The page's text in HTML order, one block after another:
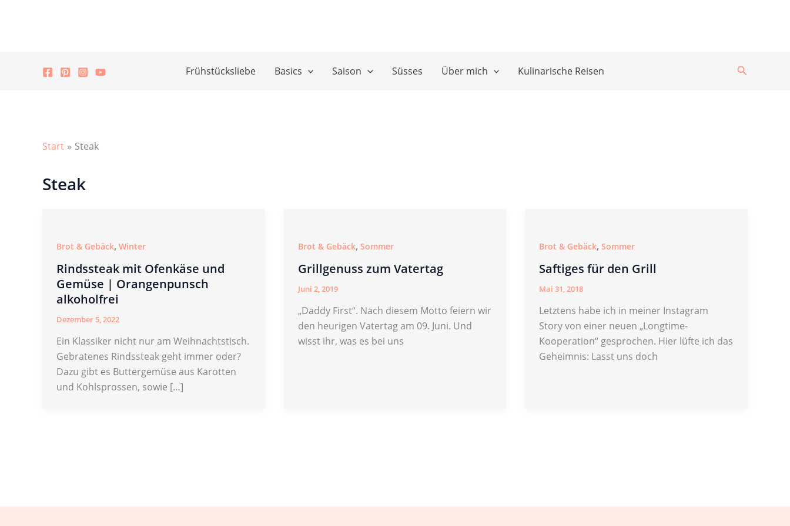
Frühstücksliebe Basics Saison Süsses Über mich Kulinarische Reisen Suchen
Start Steak
Steak
Brot & Gebäck, Winter
Rindssteak mit Ofenkäse und
Gemüse | Orangenpunsch
alkoholfrei
Dezember 5, 2022
Ein Klassiker nicht nur am Weihnachtstisch.
Gebratenes Rindssteak geht immer oder?
Dazu gibt es Buttergemüse aus Karotten
und Kohlsprossen, sowie […]
Brot & Gebäck, Sommer
Grillgenuss zum Vatertag
Juni 2, 2019
„Daddy First“. Nach diesem Motto feiern wir
den heurigen Vatertag am 09. Juni. Und
wisst ihr, was es bei uns
Brot & Gebäck,Sommer
Saftiges für den Grill
Mai 31, 2018
Letztens habe ich in meiner Instagram
Story von einer neuen „Longtime-
Kooperation“ gesprochen. Hier lüfte ich das
Geheimnis: Lasst uns doch